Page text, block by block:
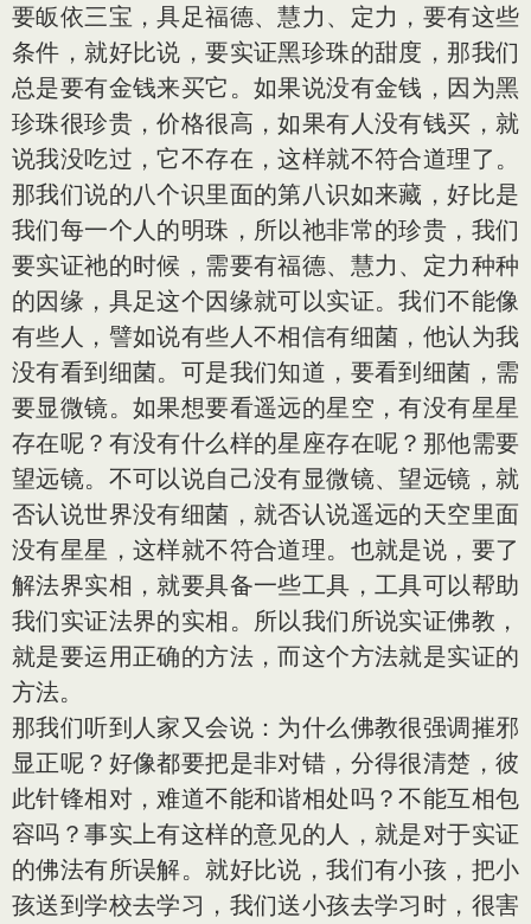
要皈依三宝，具足福德、慧力、定力，要有这些
条件，就好比说，要实证黑珍珠的甜度，那我们
总是要有金钱来买它。如果说没有金钱，因为黑
珍珠很珍贵，价格很高，如果有人没有钱买，就
说我没吃过，它不存在，这样就不符合道理了。
那我们说的八个识里面的第八识如来藏，好比是
我们每一个人的明珠，所以祂非常的珍贵，我们
要实证祂的时候，需要有福德、慧力、定力种种
的因缘，具足这个因缘就可以实证。我们不能像
有些人，譬如说有些人不相信有细菌，他认为我
没有看到细菌。可是我们知道，要看到细菌，需
要显微镜。如果想要看遥远的星空，有没有星星
存在呢？有没有什么样的星座存在呢？那他需要
望远镜。不可以说自己没有显微镜、望远镜，就
否认说世界没有细菌，就否认说遥远的天空里面
没有星星，这样就不符合道理。也就是说，要了
解法界实相，就要具备一些工具，工具可以帮助
我们实证法界的实相。所以我们所说实证佛教，
就是要运用正确的方法，而这个方法就是实证的
方法。
那我们听到人家又会说：为什么佛教很强调摧邪
显正呢？好像都要把是非对错，分得很清楚，彼
此针锋相对，难道不能和谐相处吗？不能互相包
容吗？事实上有这样的意见的人，就是对于实证
的佛法有所误解。就好比说，我们有小孩，把小
孩送到学校去学习，我们送小孩去学习时，很害